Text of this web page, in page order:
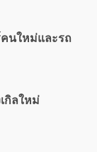
นใหม่และรถ
กิลใหม่